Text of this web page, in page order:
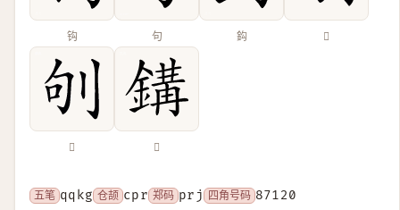
钩 句 鈎 𠚸
𠛎 𨪋
五笔 qqkg 仓颉 cpr 郑码 prj 四角号码 87120